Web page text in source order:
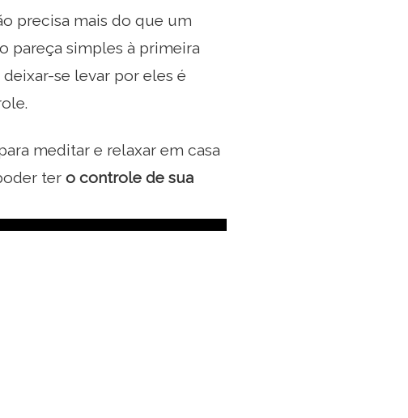
precisa mais do que um
pareça simples à primeira
se levar por eles é
meditar e relaxar em casa
ter o controle de sua